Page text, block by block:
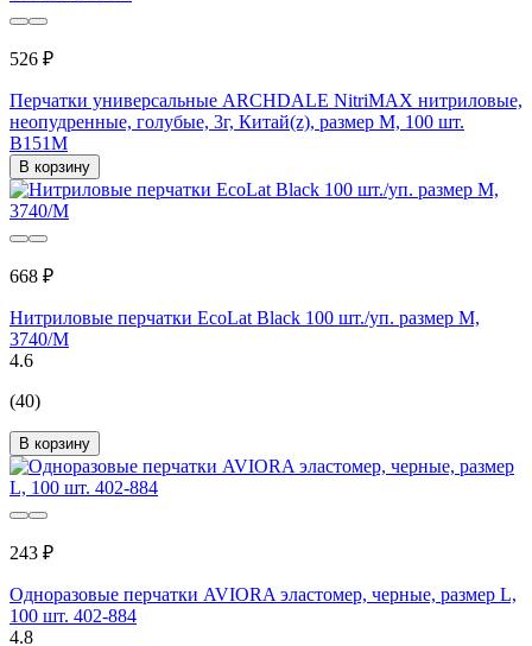
526 ₽
Перчатки универсальные ARCHDALE NitriMAX нитриловые,
неопудренные, голубые, 3г, Китай(z), размер M, 100 шт.
B151M
В корзину
668 ₽
Нитриловые перчатки EcoLat Black 100 шт./уп. размер M,
3740/M
4.6
(40)
В корзину
243 ₽
Одноразовые перчатки AVIORA эластомер, черные, размер L,
100 шт. 402-884
4.8